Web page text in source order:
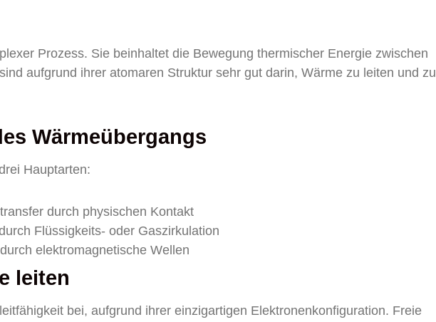
Prozess. Sie beinhaltet die Bewegung thermischer Energie zwischen
aufgrund ihrer atomaren Struktur sehr gut darin, Wärme zu leiten und zu
Wärmeübergangs
Hauptarten:
durch physischen Kontakt
Flüssigkeits- oder Gaszirkulation
elektromagnetische Wellen
leiten
bei, aufgrund ihrer einzigartigen Elektronenkonfiguration. Freie